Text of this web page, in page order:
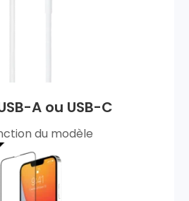
A ou USB-C
du modèle